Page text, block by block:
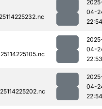
04-
22:54
04-
22:53
04-
22:54